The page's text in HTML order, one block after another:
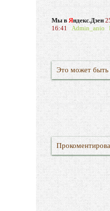
Мы в Яндекс.Дзен
16:41 Admin_anio
Это может быть